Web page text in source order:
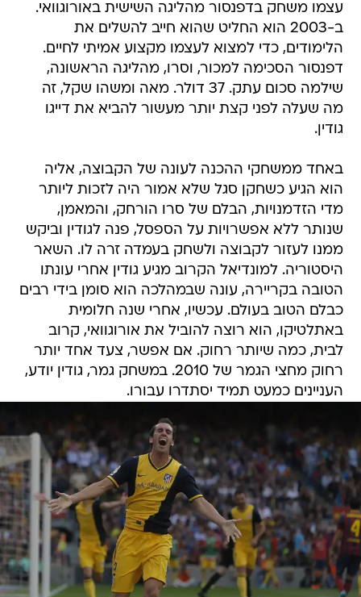
עצמו משחק בדפנסור מהליגה השישית באורוגוואי.
ב-2003 הוא החליט שהוא חייב להשלים את
הלימודים, כדי למצוא לעצמו מקצוע אמיתי לחיים.
דפנסור הסכימה למכור, וסרו, מהליגה הראשונה,
שילמה סכום עתק. 37 דולר. מאה ומשהו שקל, זה
מה שעלה לפני קצת יותר מעשור להביא את דייגו
גודין.
באחד ממשחקי ההכנה לעונה של הקבוצה, אליה
הוא הגיע כשחקן סגל שלא אמור היה לזכות ליותר
מדי הזדמנויות, הבלם של סרו הורחק, והמאמן,
שנותר ללא אפשרויות על הספסל, פנה לגודין וביקש
ממנו לעזור לקבוצה ולשחק בעמדה זרה לו. השאר
היסטוריה. למונדיאל הקרוב מגיע גודין אחרי עונתו
הטובה בקריירה, עונה שבמהלכה הוא סומן בידי רבים
כבלם הטוב בעולם. עכשיו, אחרי שנה חלומית
באתלטיקו, הוא רוצה להוביל את אורוגוואי, קרוב
לבית, כמה שיותר רחוק. אם אפשר, צעד אחד יותר
רחוק מחצי הגמר של 2010. במשחק גמר, גודין יודע,
העניינים כמעט תמיד יסתדרו עבורו.